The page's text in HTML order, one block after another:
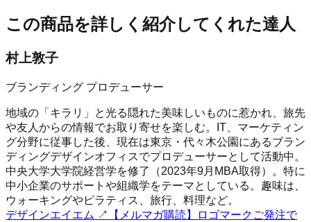
この商品を詳しく紹介してくれた達人
村上敦子
ブランディング プロデューサー
地域の「キラリ」と光る隠れた美味しいものに惹かれ、旅先
や友人からの情報でお取り寄せを楽しむ。IT、マーケティン
グ分野に従事した後、現在は東京・代々木公園にあるブラン
ディングデザインオフィスでプロデューサーとして活動中。
中央大学大学院経営学を修了（2023年9月MBA取得）。特に
中小企業のサポートや組織学をテーマとしている。趣味は、
ウォーキングやピラティス、旅行、料理など。
デザインエイエム ↗
【メルマガ購読】ロゴマークご発注で